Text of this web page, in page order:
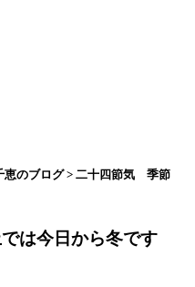
恵のブログ > 二十四節気 季節
は今日から冬です